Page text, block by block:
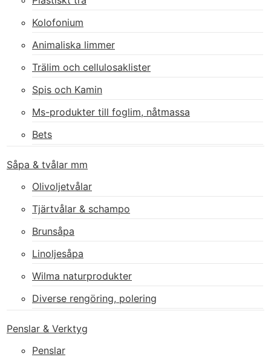
Kolofonium
Animaliska limmer
Trälim och cellulosaklister
Spis och Kamin
Ms-produkter till foglim, nåtmassa
Bets
Såpa & tvålar mm
Olivoljetvålar
Tjärtvålar & schampo
Brunsåpa
Linoljesåpa
Wilma naturprodukter
Diverse rengöring, polering
Penslar & Verktyg
Penslar